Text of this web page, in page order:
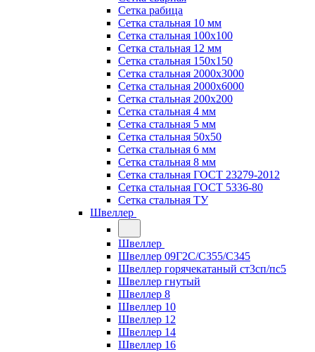
Сетка рабица
Сетка стальная 10 мм
Сетка стальная 100х100
Сетка стальная 12 мм
Сетка стальная 150х150
Сетка стальная 2000х3000
Сетка стальная 2000х6000
Сетка стальная 200х200
Сетка стальная 4 мм
Сетка стальная 5 мм
Сетка стальная 50х50
Сетка стальная 6 мм
Сетка стальная 8 мм
Сетка стальная ГОСТ 23279-2012
Сетка стальная ГОСТ 5336-80
Сетка стальная ТУ
Швеллер
Швеллер
Швеллер 09Г2С/С355/С345
Швеллер горячекатаный ст3сп/пс5
Швеллер гнутый
Швеллер 8
Швеллер 10
Швеллер 12
Швеллер 14
Швеллер 16